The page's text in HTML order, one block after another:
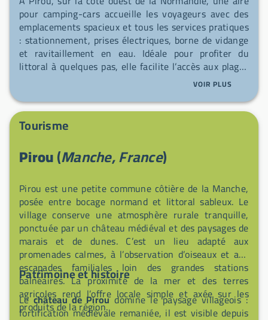
pour camping-cars accueille les voyageurs avec des
emplacements spacieux et tous les services pratiques
: stationnement, prises électriques, borne de vidange
et ravitaillement en eau. Idéale pour profiter du
littoral à quelques pas, elle facilite l’accès aux plages
de sable fin et aux dunes sauvages bordées de
végétation, où des sentiers invitent à la randonnée.
Le village voisin, au riche patrimoine historique,
séduit par son architecture médiévale bien préservée,
ses maisons à colombages et ses ruelles pavées, sans
saveurs locales.
VOIR PLUS
Tourisme
Pirou(Manche, France)
Pirou est une petite commune côtière de la Manche,
posée entre bocage normand et littoral sableux. Le
village conserve une atmosphère rurale tranquille,
ponctuée par un château médiéval et des paysages de
marais et de dunes. C’est un lieu adapté aux
promenades calmes, à l’observation d’oiseaux et aux
escapades familiales loin des grandes stations
balnéaires. La proximité de la mer et des terres
agricoles rend l’offre locale simple et axée sur les
produits de la région.
Patrimoine et histoire
Lechâteau de Piroudomine le paysage villageois :
fortification médiévale remaniée, il est visible depuis